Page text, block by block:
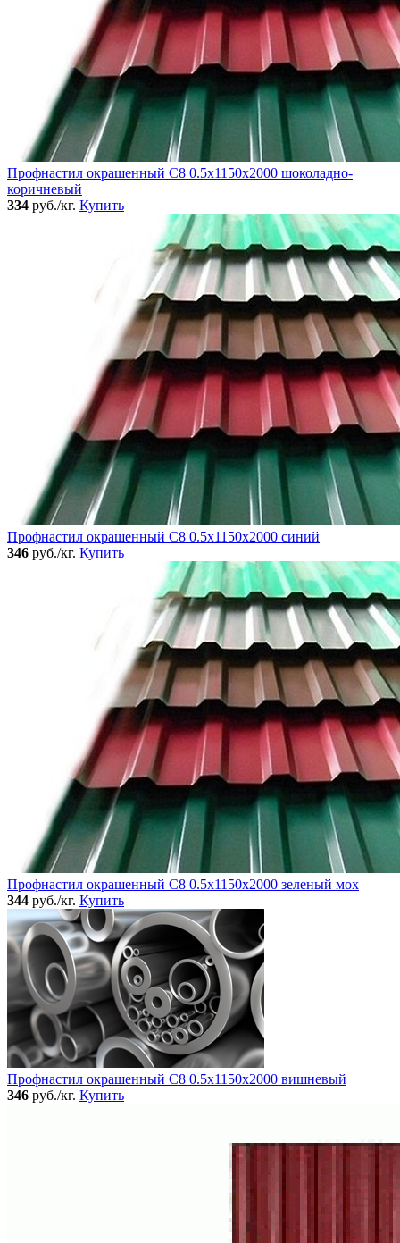
Профнастил окрашенный C8 0.5x1150x2000 шоколадно-
коричневый
334 руб./кг. Купить
Профнастил окрашенный C8 0.5x1150x2000 синий
346 руб./кг. Купить
Профнастил окрашенный C8 0.5x1150x2000 зеленый мох
344 руб./кг. Купить
Профнастил окрашенный C8 0.5x1150x2000 вишневый
346 руб./кг. Купить